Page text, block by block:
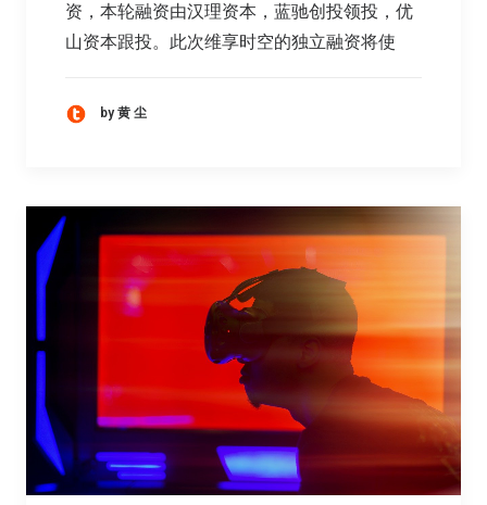
资，本轮融资由汉理资本，蓝驰创投领投，优
山资本跟投。此次维享时空的独立融资将使
by 黄 尘